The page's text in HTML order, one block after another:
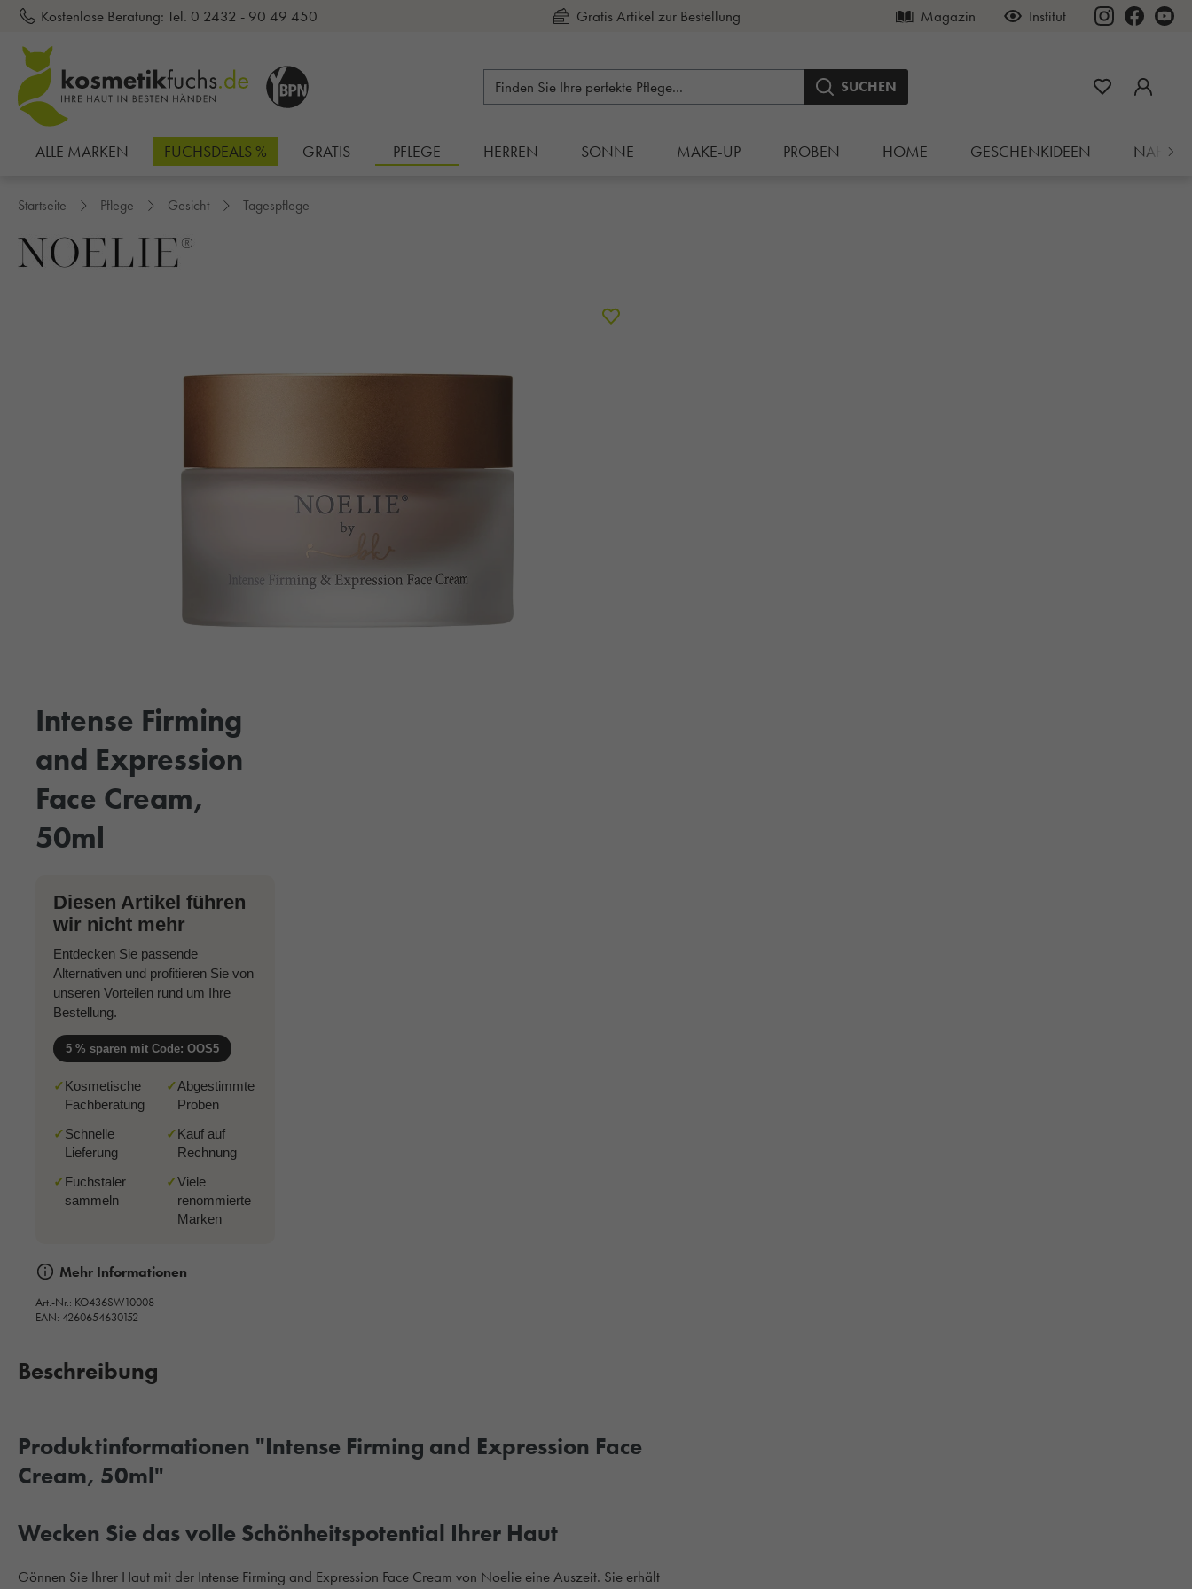
springen
Kostenlose Beratung: Tel. 0 2432 - 90 49 450 Kauf auf Rechnung Magazin Institut
SUCHEN
ALLE MARKEN FUCHSDEALS % GRATIS PFLEGE HERREN SONNE MAKE-UP PROBEN HOME GESCHENKIDEEN
Startseite Pflege Gesicht Tagespflege
Intense Firming
and Expression
Face Cream,
50ml
Diesen Artikel führen
wir nicht mehr
Entdecken Sie passende
Alternativen und profitieren Sie von
unseren Vorteilen rund um Ihre
Bestellung.
5 % sparen mit Code: OOS5
✓Kosmetische
Fachberatung
✓Abgestimmte
Proben
✓Schnelle
Lieferung
✓Kauf auf
Rechnung
✓Fuchstaler
sammeln
✓Viele
renommierte
Marken
Mehr Informationen
Art.-Nr.: KO436SW10008
EAN: 4260654630152
Beschreibung
Produktinformationen "Intense Firming and Expression Face
Cream, 50ml"
Wecken Sie das volle Schönheitspotential Ihrer Haut
Gönnen Sie Ihrer Haut mit der Intense Firming and Expression Face Cream von Noelie eine Auszeit. Sie erhält